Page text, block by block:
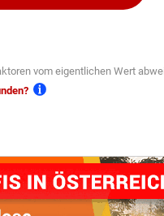
vom eigentlichen Wert